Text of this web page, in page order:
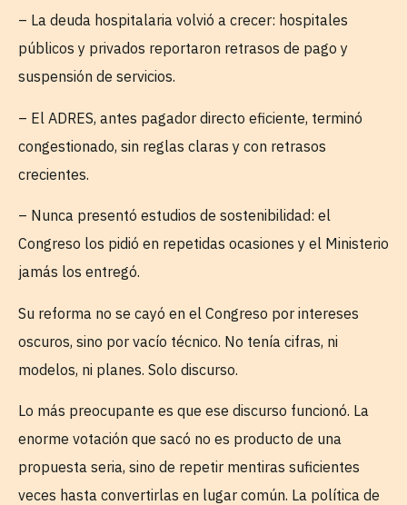
– La deuda hospitalaria volvió a crecer: hospitales
públicos y privados reportaron retrasos de pago y
suspensión de servicios.
– El ADRES, antes pagador directo eficiente, terminó
congestionado, sin reglas claras y con retrasos
crecientes.
– Nunca presentó estudios de sostenibilidad: el
Congreso los pidió en repetidas ocasiones y el Ministerio
jamás los entregó.
Su reforma no se cayó en el Congreso por intereses
oscuros, sino por vacío técnico. No tenía cifras, ni
modelos, ni planes. Solo discurso.
Lo más preocupante es que ese discurso funcionó. La
enorme votación que sacó no es producto de una
propuesta seria, sino de repetir mentiras suficientes
veces hasta convertirlas en lugar común. La política de